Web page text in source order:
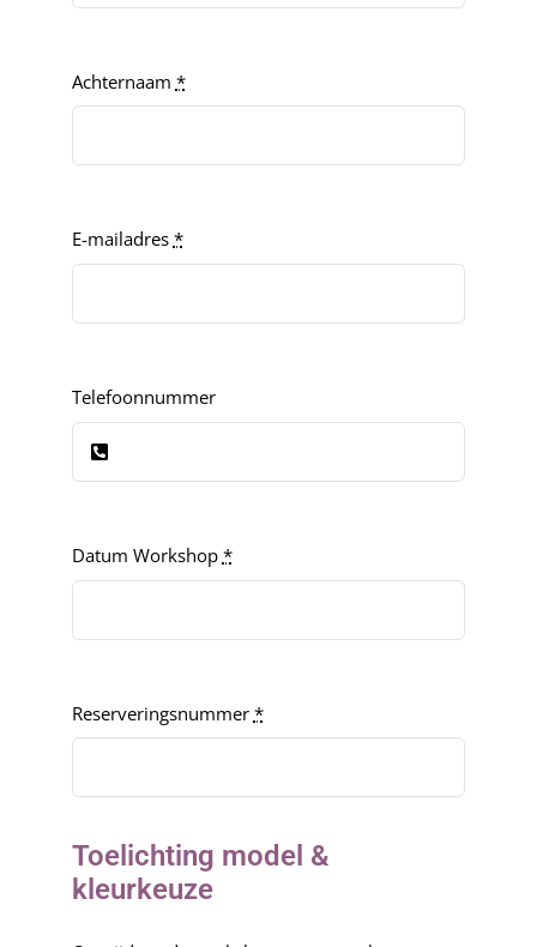
Achternaam *
E-mailadres *
Telefoonnummer
Datum Workshop *
Reserveringsnummer *
Toelichting model &
kleurkeuze